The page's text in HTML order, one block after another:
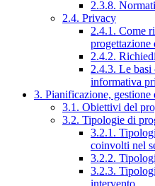
2.3.8.
2.4. Privacy
2.4.1. Come
2.4.2.
2.4.3. Le basi
informativa
3. Pianificazione, gestione
3.1. Obiettivi del
3.2. Tipologie di
3.2.1.
coinvolti nel
3.2.2.
3.2.3.
intervento